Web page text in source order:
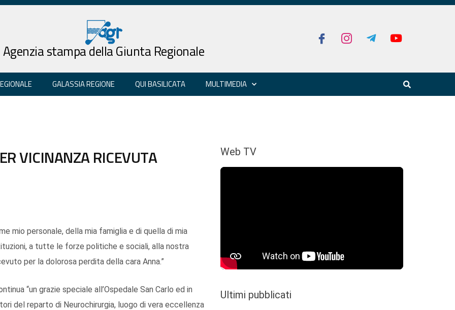
Agenzia stampa della Giunta Regionale
GALASSIA REGIONE QUI BASILICATA MULTIMEDIA
VICINANZA RICEVUTA
mio personale, della mia famiglia e di quella di mia
a tutte le forze politiche e sociali, alla nostra
per la dolorosa perdita della cara Anna.”
“un grazie speciale all’Ospedale San Carlo ed in
del reparto di Neurochirurgia, luogo di vera eccellenza
Web TV
Ultimi pubblicati